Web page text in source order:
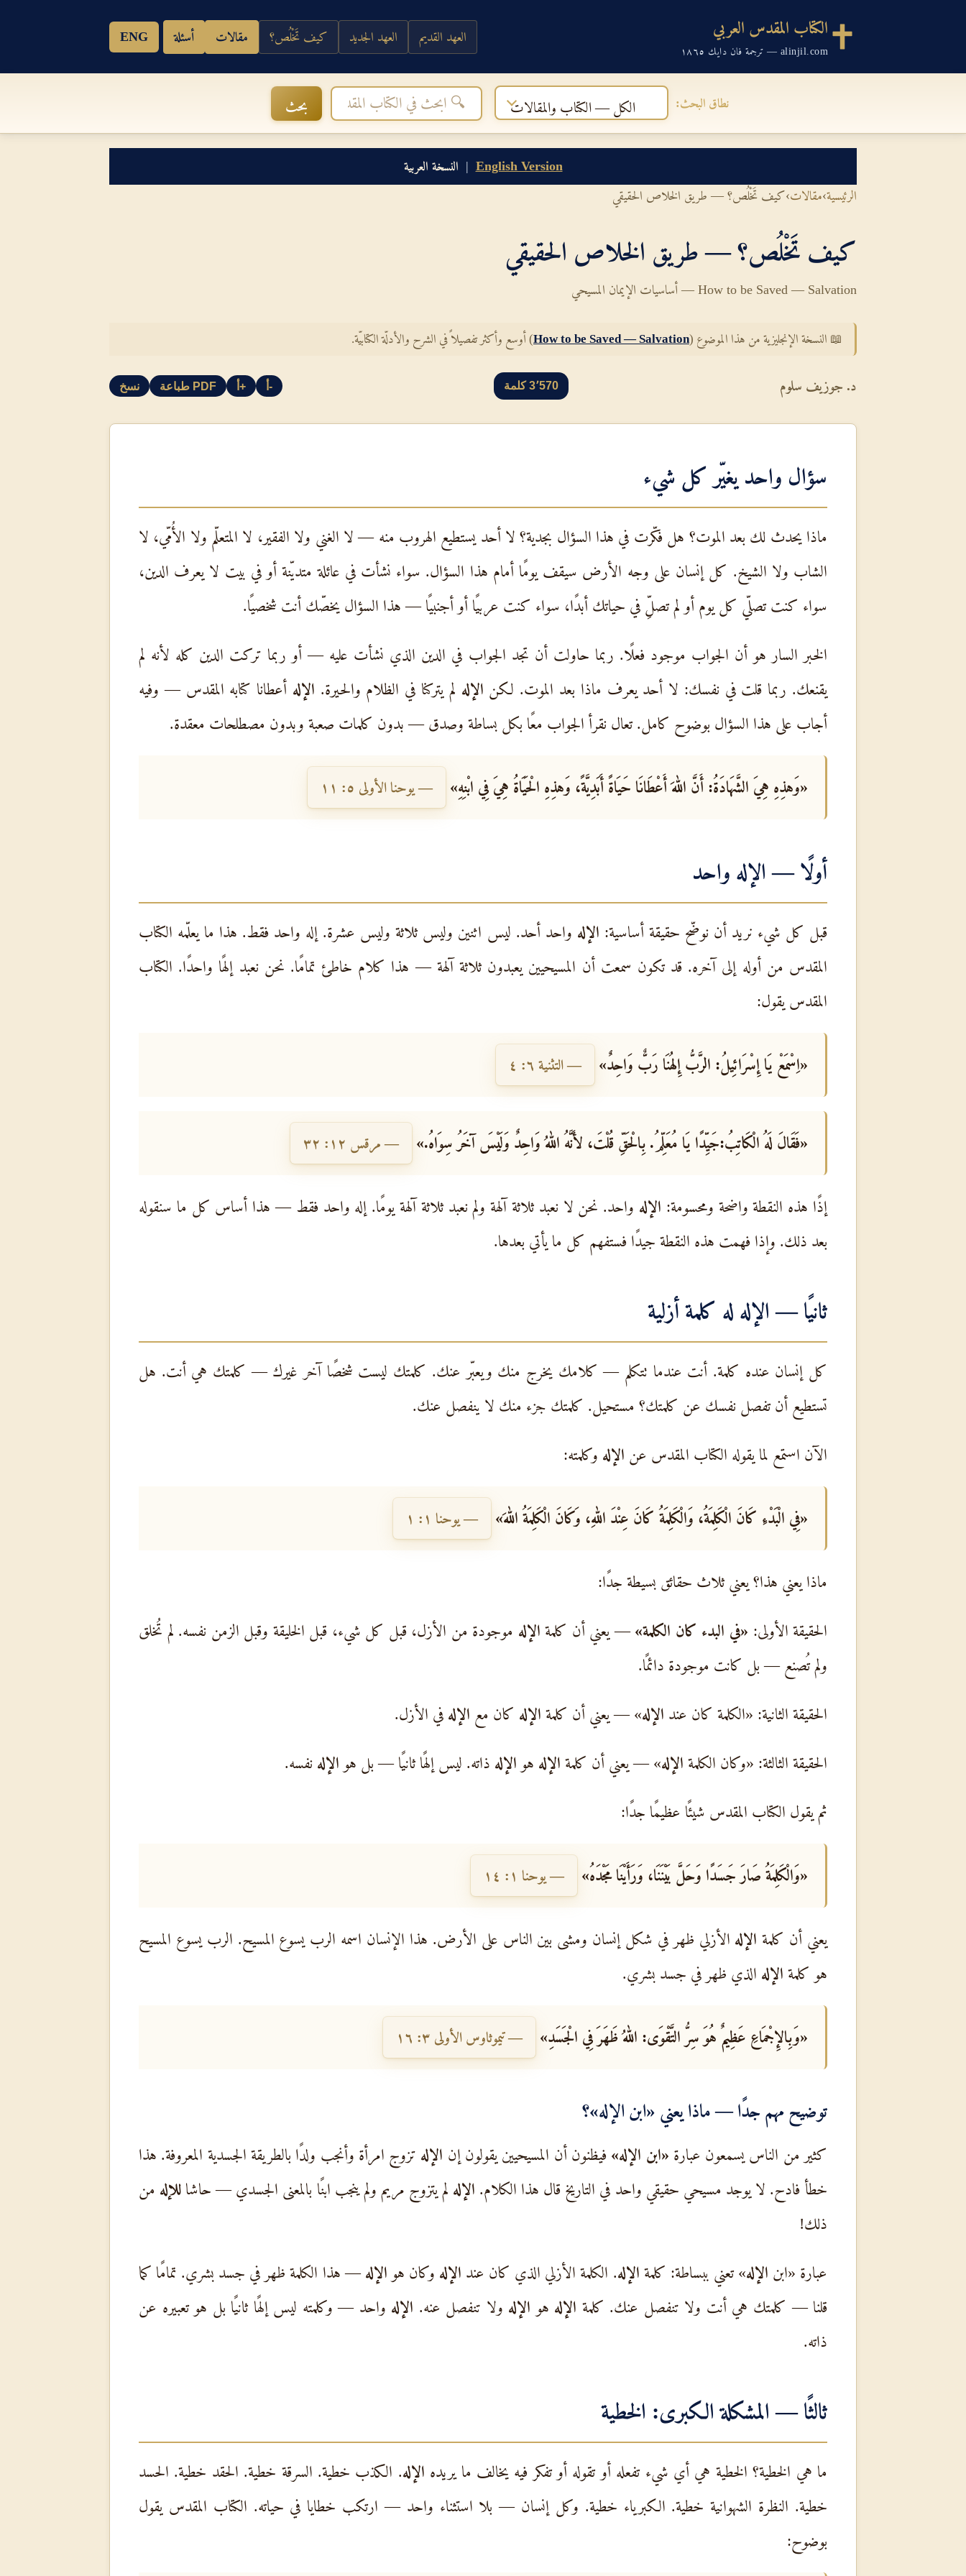
الكتاب المقدس العربي
alinjil.com — ترجمة فان دايك ١٨٦٥
العهد القديم العهد الجديد كيف تَخْلُص؟ مقالات أسئلة ENG
نطاق البحث: الكل — الكتاب والمقالات بحث
English Version
| النسخة العربية
الرئيسية›مقالات›كيف تَخْلُص؟ — طريق الخلاص الحقيقي
كيف تَخْلُص؟ — طريق الخلاص الحقيقي
How to be Saved — Salvation — أساسيات الإيمان المسيحي
📖 النسخة الإنجليزية من هذا الموضوع (How to be Saved — Salvation) أوسع وأكثر تفصيلاً في الشرح والأدلّة الكتابيّة.
د. جوزيف سلوم 3٬570 كلمة نسخ طباعة PDF أ+ أ-
سؤال واحد يغيّر كل شيء
ماذا يحدث لك بعد الموت؟ هل فكّرت في هذا السؤال بجدية؟ لا أحد يستطيع الهروب منه — لا الغني ولا الفقير، لا المتعلّم ولا الأُمّي، لا
الشاب ولا الشيخ. كل إنسان على وجه الأرض سيقف يومًا أمام هذا السؤال. سواء نشأت في عائلة متديّنة أو في بيت لا يعرف الدين،
سواء كنت تصلّي كل يوم أو لم تصلِّ في حياتك أبدًا، سواء كنت عربيًا أو أجنبيًا — هذا السؤال يخصّك أنت شخصيًا.
الخبر السار هو أن الجواب موجود فعلًا. ربما حاولت أن تجد الجواب في الدين الذي نشأت عليه — أو ربما تركت الدين كله لأنه لم
يقنعك. ربما قلت في نفسك: لا أحد يعرف ماذا بعد الموت. لكن الإله لم يتركنا في الظلام والحيرة. الإله أعطانا كتابه المقدس — وفيه
أجاب على هذا السؤال بوضوح كامل. تعال نقرأ الجواب معًا بكل بساطة وصدق — بدون كلمات صعبة وبدون مصطلحات معقدة.
«وَهذِهِ هِيَ الشَّهَادَةُ: أَنَّ اللهَ أَعْطَانَا حَيَاةً أَبَدِيَّةً، وَهذِهِ الْحَيَاةُ هِيَ فِي ابْنِهِ» — يوحنا الأولى ٥: ١١
أولًا — الإله واحد
قبل كل شيء نريد أن نوضّح حقيقة أساسية: الإله واحد أحد. ليس اثنين وليس ثلاثة وليس عشرة. إله واحد فقط. هذا ما يعلّمه الكتاب
المقدس من أوله إلى آخره. قد تكون سمعت أن المسيحيين يعبدون ثلاثة آلهة — هذا كلام خاطئ تمامًا. نحن نعبد إلهًا واحدًا. الكتاب
المقدس يقول:
«اِسْمَعْ يَا إِسْرَائِيلُ: الرَّبُّ إِلهُنَا رَبٌّ وَاحِدٌ» — التثنية ٦: ٤
«فَقَالَ لَهُ الْكَاتِبُ:جَيِّدًا يَا مُعَلِّمُ. بِالْحَقِّ قُلْتَ، لأَنَّهُ اللهُ وَاحِدٌ وَلَيْسَ آخَرُ سِوَاهُ.» — مرقس ١٢: ٣٢
إذًا هذه النقطة واضحة ومحسومة: الإله واحد. نحن لا نعبد ثلاثة آلهة ولم نعبد ثلاثة آلهة يومًا. إله واحد فقط — هذا أساس كل ما سنقوله
بعد ذلك. وإذا فهمت هذه النقطة جيدًا فستفهم كل ما يأتي بعدها.
ثانيًا — الإله له كلمة أزلية
كل إنسان عنده كلمة. أنت عندما تتكلم — كلامك يخرج منك ويعبّر عنك. كلمتك ليست شخصًا آخر غيرك — كلمتك هي أنت. هل
تستطيع أن تفصل نفسك عن كلمتك؟ مستحيل. كلمتك جزء منك لا ينفصل عنك.
الآن استمع لما يقوله الكتاب المقدس عن الإله وكلمته:
«فِي الْبَدْءِ كَانَ الْكَلِمَةُ، وَالْكَلِمَةُ كَانَ عِنْدَ اللهِ، وَكَانَ الْكَلِمَةُ اللهَ» — يوحنا ١: ١
ماذا يعني هذا؟ يعني ثلاث حقائق بسيطة جدًا:
الحقيقة الأولى: «في البدء كان الكلمة» — يعني أن كلمة الإله موجودة من الأزل، قبل كل شيء، قبل الخليقة وقبل الزمن نفسه. لم تُخلق
ولم تُصنع — بل كانت موجودة دائمًا.
الحقيقة الثانية: «الكلمة كان عند الإله» — يعني أن كلمة الإله كان مع الإله في الأزل.
الحقيقة الثالثة: «وكان الكلمة الإله» — يعني أن كلمة الإله هو الإله ذاته. ليس إلهًا ثانيًا — بل هو الإله نفسه.
ثم يقول الكتاب المقدس شيئًا عظيمًا جدًا:
«وَالْكَلِمَةُ صَارَ جَسَدًا وَحَلَّ بَيْنَنَا، وَرَأَيْنَا مَجْدَهُ» — يوحنا ١: ١٤
يعني أن كلمة الإله الأزلي ظهر في شكل إنسان ومشى بين الناس على الأرض. هذا الإنسان اسمه الرب يسوع المسيح. الرب يسوع المسيح
هو كلمة الإله الذي ظهر في جسد بشري.
«وَبِالإِجْمَاعِ عَظِيمٌ هُوَ سِرُّ التَّقْوَى: اللهُ ظَهَرَ فِي الْجَسَدِ» — تيموثاوس الأولى ٣: ١٦
توضيح مهم جدًا — ماذا يعني «ابن الإله»؟
كثير من الناس يسمعون عبارة «ابن الإله» فيظنون أن المسيحيين يقولون إن الإله تزوج امرأة وأنجب ولدًا بالطريقة الجسدية المعروفة. هذا
خطأ فادح. لا يوجد مسيحي حقيقي واحد في التاريخ قال هذا الكلام. الإله لم يتزوج مريم ولم ينجب ابنًا بالمعنى الجسدي — حاشا للإله من
ذلك!
عبارة «ابن الإله» تعني ببساطة: كلمة الإله. الكلمة الأزلي الذي كان عند الإله وكان هو الإله — هذا الكلمة ظهر في جسد بشري. تمامًا كما
قلنا — كلمتك هي أنت ولا تنفصل عنك. كلمة الإله هو الإله ولا تنفصل عنه. الإله واحد — وكلمته ليس إلهًا ثانيًا بل هو تعبيره عن
ذاته.
ثالثًا — المشكلة الكبرى: الخطية
ما هي الخطية؟ الخطية هي أي شيء تفعله أو تقوله أو تفكر فيه يخالف ما يريده الإله. الكذب خطية. السرقة خطية. الحقد خطية. الحسد
خطية. النظرة الشهوانية خطية. الكبرياء خطية. وكل إنسان — بلا استثناء واحد — ارتكب خطايا في حياته. الكتاب المقدس يقول
بوضوح: